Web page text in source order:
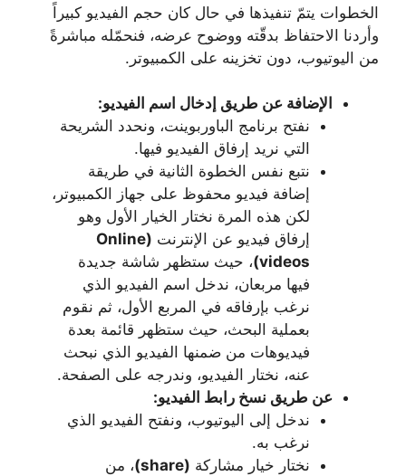
الخطوات يتمّ تنفيذها في حال كان حجم الفيديو كبيراً
وأردنا الاحتفاظ بدقّته ووضوح عرضه، فنحمّله مباشرةً
من اليوتيوب، دون تخزينه على الكمبيوتر.
الإضافة عن طريق إدخال اسم الفيديو:
نفتح برنامج الباوربوينت، ونحدد الشريحة
التي نريد إرفاق الفيديو فيها.
نتبع نفس الخطوة الثانية في طريقة
إضافة فيديو محفوظ على جهاز الكمبيوتر،
لكن هذه المرة نختار الخيار الأول وهو
إرفاق فيديو عن الإنترنت
(Online
videos) ، حيث ستظهر شاشة جديدة
فيها مربعان، ندخل اسم الفيديو الذي
نرغب بإرفاقه في المربع الأول، ثم نقوم
بعملية البحث، حيث ستظهر قائمة بعدة
فيديوهات من ضمنها الفيديو الذي نبحث
عنه، نختار الفيديو، وندرجه على الصفحة.
عن طريق نسخ رابط الفيديو:
ندخل إلى اليوتيوب، ونفتح الفيديو الذي
نرغب به.
نختار خيار مشاركة (share)
، من